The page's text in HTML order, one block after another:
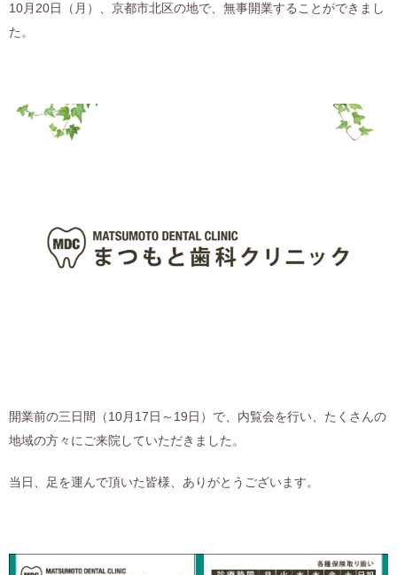
10月20日（月）、京都市北区の地で、無事開業することができまし
た。
開業前の三日間（10月17日～19日）で、内覧会を行い、たくさんの
地域の方々にご来院していただきました。
当日、足を運んで頂いた皆様、ありがとうございます。